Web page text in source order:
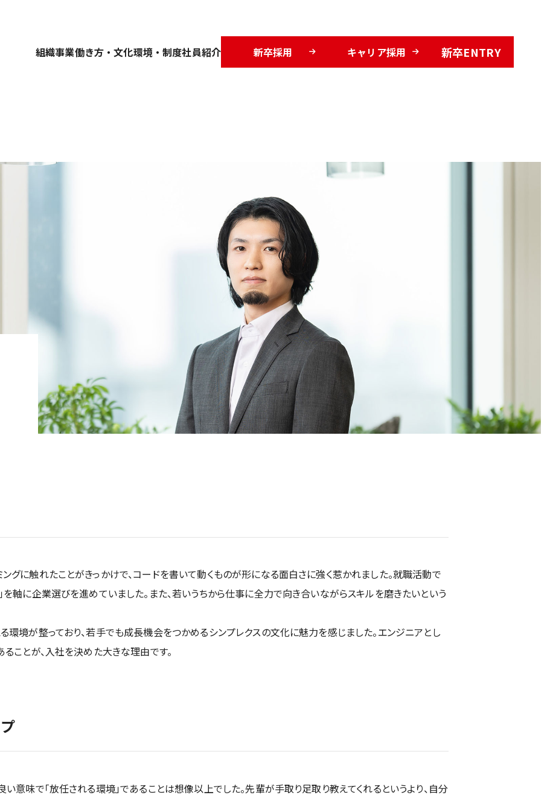
組織事業働き方・文化環境・制度社員紹介 新卒採用 キャリア採用 新卒ENTRY
グに触れたことがきっかけで、コードを書いて動くものが形になる面白さに強く惹かれました。就職活動で
を軸に企業選びを進めていました。また、若いうちから仕事に全力で向き合いながらスキルを磨きたいという
環境が整っており、若手でも成長機会をつかめるシンプレクスの文化に魅力を感じました。エンジニアとし
ことが、入社を決めた大きな理由です。
い意味で「放任される環境」であることは想像以上でした。先輩が手取り足取り教えてくれるというより、自分
コンピテンシー（6つの専
経営メンバー
選ばれる理由
ワークライフバランス DE&Iの取り組み
オフィス紹介 福利厚生